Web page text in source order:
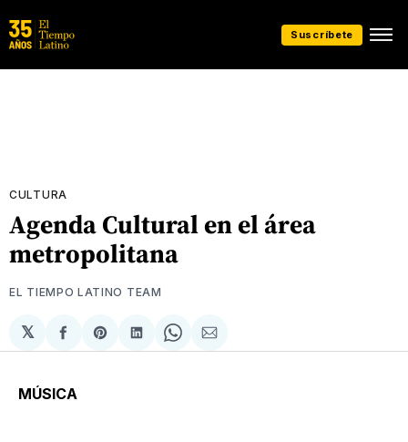
Suscríbete
CULTURA
Agenda Cultural en el área
metropolitana
EL TIEMPO LATINO TEAM
𝕏
Compartir
en
Share
on
Compartir
en
Share
on
Compartir
via
MÚSICA